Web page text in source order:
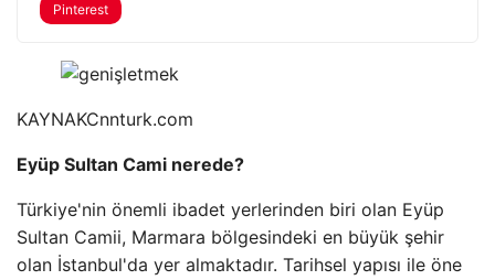
Pinterest
KAYNAKCnnturk.com
Eyüp Sultan Cami nerede?
Türkiye'nin önemli ibadet yerlerinden biri olan Eyüp
Sultan Camii, Marmara bölgesindeki en büyük şehir
olan İstanbul'da yer almaktadır. Tarihsel yapısı ile öne